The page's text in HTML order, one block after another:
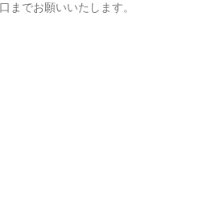
までお願いいたします。